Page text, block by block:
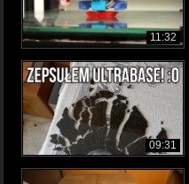
11:32
09:31